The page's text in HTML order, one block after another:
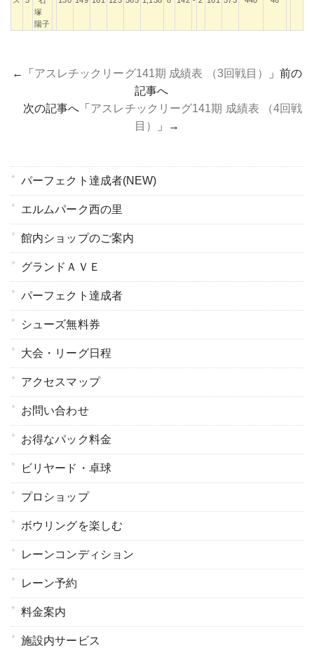
塚
陽子
←「 アスレチックリーグ141期 成績表 （3回戦目）
」前の
記事へ
次の記事へ「 アスレチックリーグ141期 成績表 （4回戦
目）
」→
パーフェクト達成者(NEW)
エルムパーク西の里
館内ショップのご案内
グランドＡＶＥ
パーフェクト達成者
シューズ無料券
大会・リーグ日程
アクセスマップ
お問い合わせ
お得なパック料金
ビリヤード・卓球
プロショップ
ボウリングを楽しむ
レーンコンディション
レーン予約
料金案内
施設内サービス